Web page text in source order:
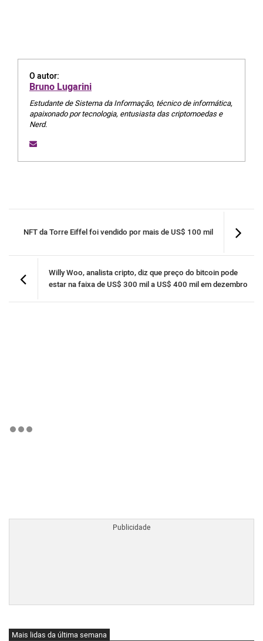
O autor:
Bruno Lugarini
Estudante de Sistema da Informação, técnico de informática,
apaixonado por tecnologia, entusiasta das criptomoedas e
Nerd.
NFT da Torre Eiffel foi vendido por mais de US$ 100 mil
Willy Woo, analista cripto, diz que preço do bitcoin pode
estar na faixa de US$ 300 mil a US$ 400 mil em dezembro
Mais lidas da última semana